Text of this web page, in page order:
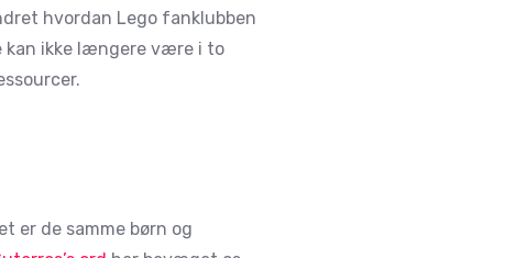
hvordan Lego fanklubben
kan ikke længere være i to
er de samme børn og